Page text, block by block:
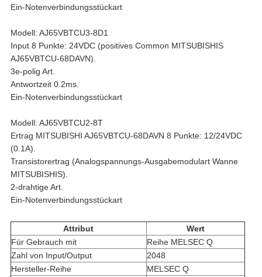
Ein-Notenverbindungsstückart
Modell: AJ65VBTCU3-8D1
Input 8 Punkte: 24VDC (positives Common MITSUBISHIS
AJ65VBTCU-68DAVN).
3e-polig Art.
Antwortzeit 0.2ms.
Ein-Notenverbindungsstückart
Modell: AJ65VBTCU2-8T
Ertrag MITSUBISHI AJ65VBTCU-68DAVN 8 Punkte: 12/24VDC
(0.1A).
Transistorertrag (Analogspannungs-Ausgabemodulart Wanne
MITSUBISHIS).
2-drahtige Art.
Ein-Notenverbindungsstückart
Attribut
Wert
Für Gebrauch mit
Reihe MELSEC Q
Zahl von Input/Output
2048
Hersteller-Reihe
MELSEC Q